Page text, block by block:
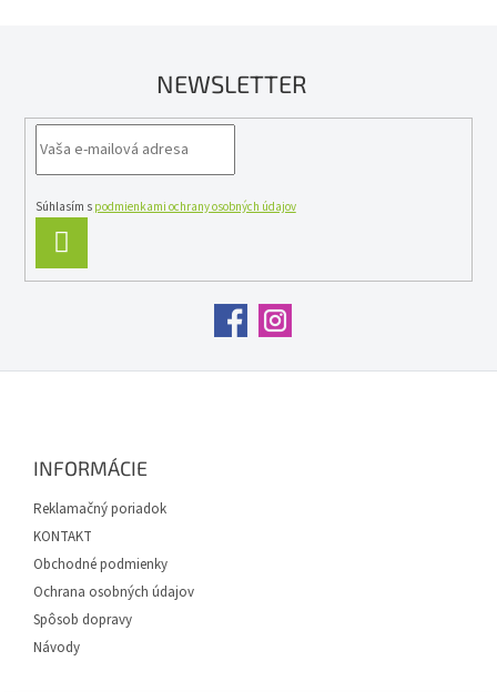
NEWSLETTER
Súhlasím s podmienkami ochrany osobných údajov
SA
INFORMÁCIE
Reklamačný poriadok
KONTAKT
Obchodné podmienky
Ochrana osobných údajov
Spôsob dopravy
Návody